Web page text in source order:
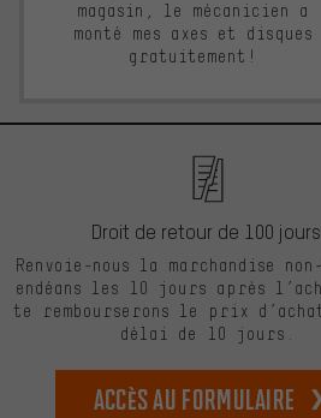
magasin, le mécanicien a
monté mes axes et disques
gratuitement!
Droit de retour de 100
Renvoie-nous la marchandise
endéans les 10 jours après
te rembourserons le prix
délai de 10 jours.
Accès au formulaire